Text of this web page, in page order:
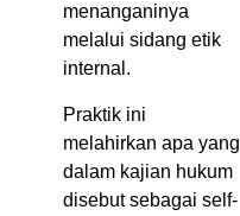
menanganinya
melalui sidang etik
internal.
Praktik ini
melahirkan apa yang
dalam kajian hukum
disebut sebagai self-